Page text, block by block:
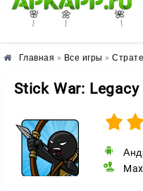
🌸 🌼 🌺
Главная » Все игры »
Stick War: Legacy